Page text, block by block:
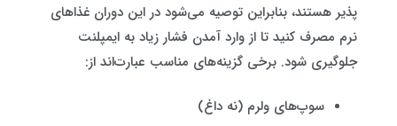
پذیر هستند، بنابراین توصیه می‌شود در این دوران غذاهای
نرم مصرف کنید تا از وارد آمدن فشار زیاد به ایمپلنت
جلوگیری شود. برخی گزینه‌های مناسب عبارت‌اند از:
سوپ‌های ولرم (نه داغ)